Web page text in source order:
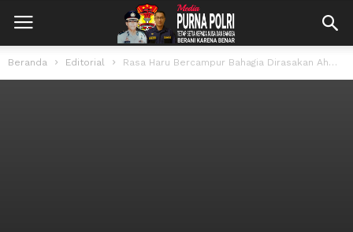
Beranda Editorial Rasa Haru Bercampur Bahagia Dirasakan Ahmad Mawardi Sekeluarga, Kapolres Musi Rawas Resmikan...